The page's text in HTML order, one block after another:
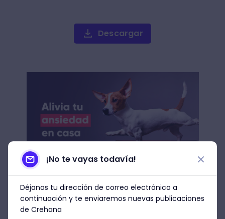
Descargar
¿Cómo se mueve la reina
en el ajedrez?
¡No te vayas todavía!
Déjanos tu dirección de correo electrónico a
continuación y te enviaremos nuevas publicaciones
de Crehana